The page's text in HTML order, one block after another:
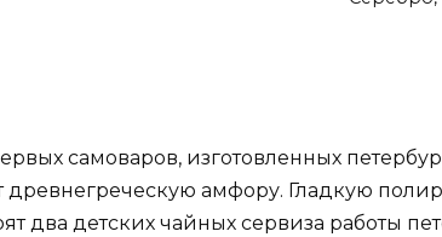
самоваров, изготовленных
амфору. Гладкую
два детских чайных сервиза работы